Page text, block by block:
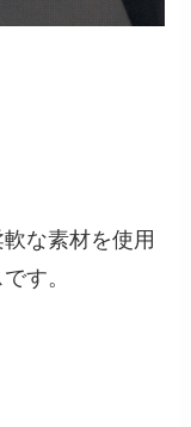
な素材を使用
す。